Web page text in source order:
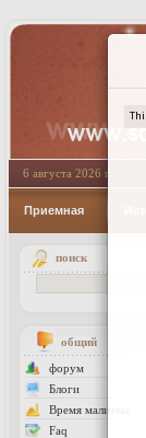
6 августа 2026 г.
Приемная
поиск
общий
форум
Блоги
Время малитвы
Faq